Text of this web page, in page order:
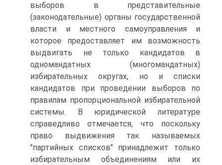
выборов в представительные
(законодательные) органы государственной
власти и местного самоуправления и
которое предоставляет им возможность
выдвигать не только кандидатов в
одномандатных (многомандатных)
избирательных округах, но и списки
кандидатов при проведении выборов по
правилам пропорциональной избирательной
системы. В юридической литературе
справедливо отмечается, что поскольку
право выдвижения так называемых
"партийных списков" принадлежит только
избирательным объединениям или их